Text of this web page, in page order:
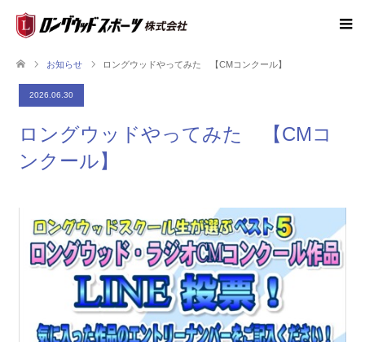
お知らせ ロングウッドやってみた 【CMコンクール】
2026.06.30
ロングウッドやってみた 【CMコ
ンクール】